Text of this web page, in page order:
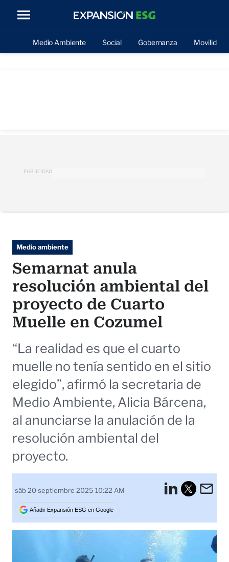
Medio Ambiente Social Gobernanza Movilidad
PUBLICIDAD
Medio ambiente
Semarnat anula
resolución ambiental del
proyecto de Cuarto
Muelle en Cozumel
“La realidad es que el cuarto
muelle no tenía sentido en el sitio
elegido”, afirmó la secretaria de
Medio Ambiente, Alicia Bárcena,
al anunciarse la anulación de la
resolución ambiental del
proyecto.
sáb 20 septiembre 2025 10:22 AM
Añadir Expansión ESG en Google